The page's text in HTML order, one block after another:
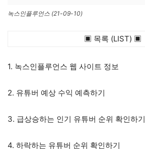
녹스인플루언스 (21-09-10)
▣ 목록 (LIST) ▣
1. 녹스인플루언스 웹 사이트 정보
2. 유튜버 예상 수익 예측하기
3. 급상승하는 인기 유튜버 순위 확인하기
4. 하락하는 유튜버 순위 확인하기